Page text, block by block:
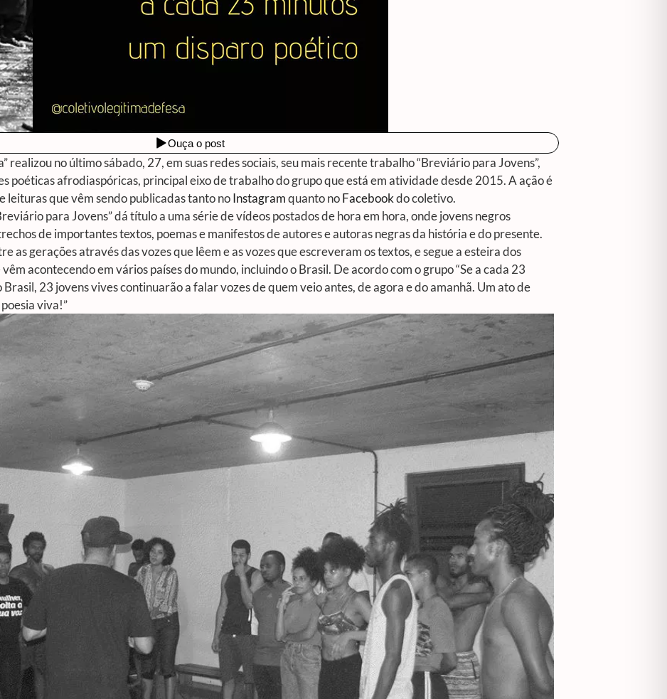
realizou no último sábado, 27, em suas redes sociais, seu mais recente trabalho “Breviário para Jovens”,
poéticas afrodiaspóricas, principal eixo de trabalho do grupo que está em atividade desde 2015. A ação é
leituras que vêm sendo publicadas tanto noInstagramquanto noFacebookdo coletivo.
para Jovens”dá título a uma série de vídeos postados de hora em hora, onde jovens negros
de importantes textos, poemas e manifestos de autores e autoras negras da história e do presente.
as gerações através das vozes que lêem e as vozes que escreveram os textos, e segue a esteira dos
acontecendo em vários países do mundo, incluindo o Brasil. De acordo com o grupo “Se a cada 23
23 jovens vives continuarão a falar vozes de quem veio antes, de agora e do amanhã. Um ato de
viva!”